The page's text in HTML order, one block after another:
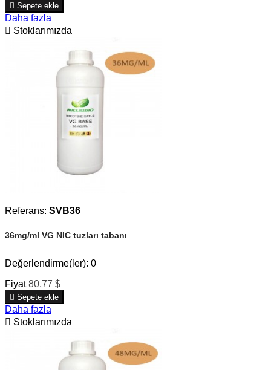
 Sepete ekle
Daha fazla
 Stoklarımızda
Referans: SVB36
36mg/ml VG NIC tuzları tabanı
Değerlendirme(ler): 0
Fiyat 80,77 $
 Sepete ekle
Daha fazla
 Stoklarımızda